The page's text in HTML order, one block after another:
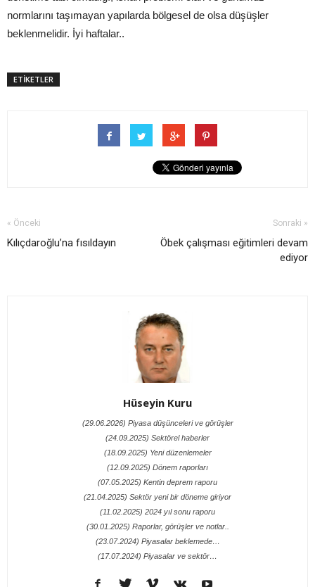
normlarını taşımayan yapılarda bölgesel de olsa düşüşler
beklenmelidir. İyi haftalar..
ETİKETLER
« Önceki
Kılıçdaroğlu’na fısıldayın
Sonraki »
Öbek çalışması eğitimleri devam
ediyor
Hüseyin Kuru
(29.06.2026) Piyasa düşünceleri ve görüşler
(24.09.2025) Sektörel haberler
(18.09.2025) Yeni düzenlemeler
(12.09.2025) Dönem raporları
(07.05.2025) Kentin deprem raporu
(21.04.2025) Sektör yeni bir döneme giriyor
(11.02.2025) 2024 yıl sonu raporu
(30.01.2025) Raporlar, görüşler ve notlar..
(23.07.2024) Piyasalar beklemede…
(17.07.2024) Piyasalar ve sektör…